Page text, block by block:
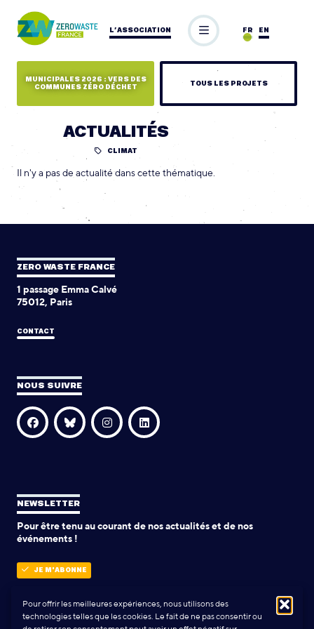
Pour offrir les meilleures expériences, nous utilisons des
technologies telles que les cookies. Le fait de ne pas consentir ou
L’ASSOCIATION EN
FR
MUNICIPALES 2026 : VERS DES
COMMUNES ZÉRO DÉCHET
TOUS LES PROJETS
ACTUALITÉS
CLIMAT
Il n'y a pas de actualité dans cette thématique.
ZERO WASTE FRANCE
1 passage Emma Calvé
75012, Paris
CONTACT
NOUS SUIVRE
NEWSLETTER
Pour être tenu au courant de nos actualités et de nos
événements !
JE M'ABONNE
POLITIQUE DE CONFIDENTIALITÉ